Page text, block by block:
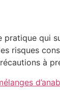
qui
risques
à